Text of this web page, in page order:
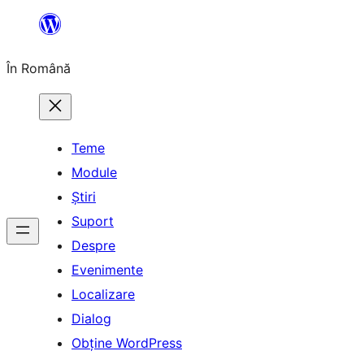
conținut
În Română
Teme
Module
Știri
Suport
Despre
Evenimente
Localizare
Dialog
Obține WordPress